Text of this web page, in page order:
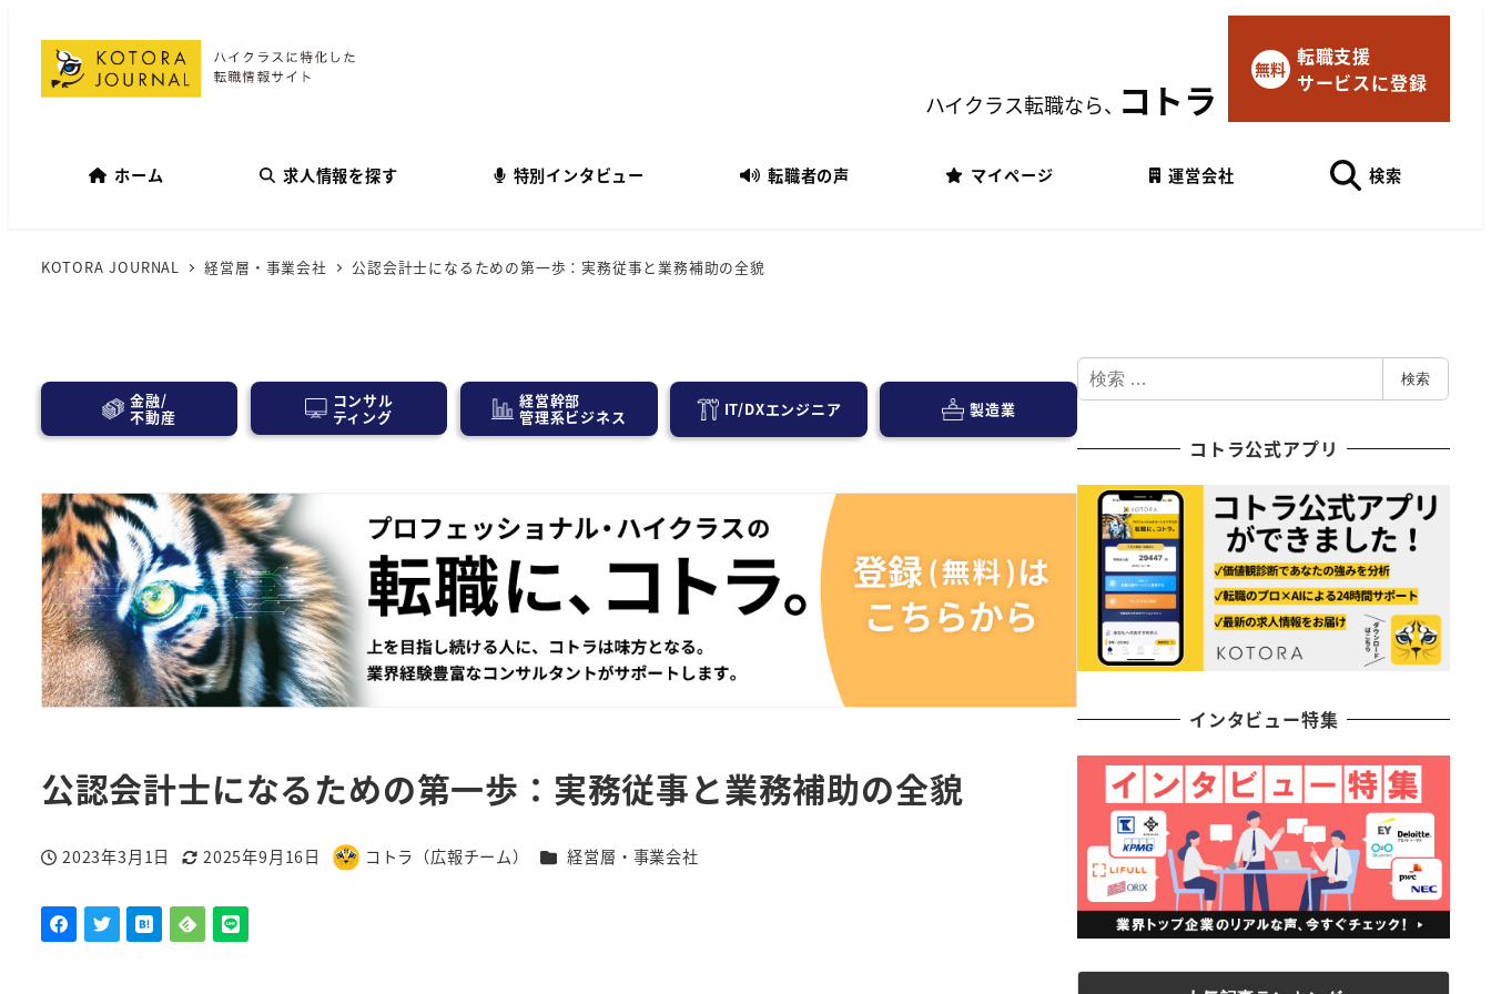
マイページにログイン
ハイクラス転職なら、コトラ
無料 転職支援
サービスに登録
ホーム 求人情報を探す 特別インタビュー 転職者の声 マイページ 運営会社 検索
KOTORA JOURNAL 経営層・事業会社 公認会計士になるための第一歩：実務従事と業務補助の全貌
金融/
不動産
コンサル
ティング
経営幹部
管理系ビジネス IT/DXエンジニア 製造業
公認会計士になるための第一歩：実務従事と業務補助の全貌
投稿日
2023年3月1日
更新日
2025年9月16日
著
コトラ（広報チーム） カテゴリー
経営層・事業会社
検
索
検索
コトラ公式アプリ
インタビュー特集